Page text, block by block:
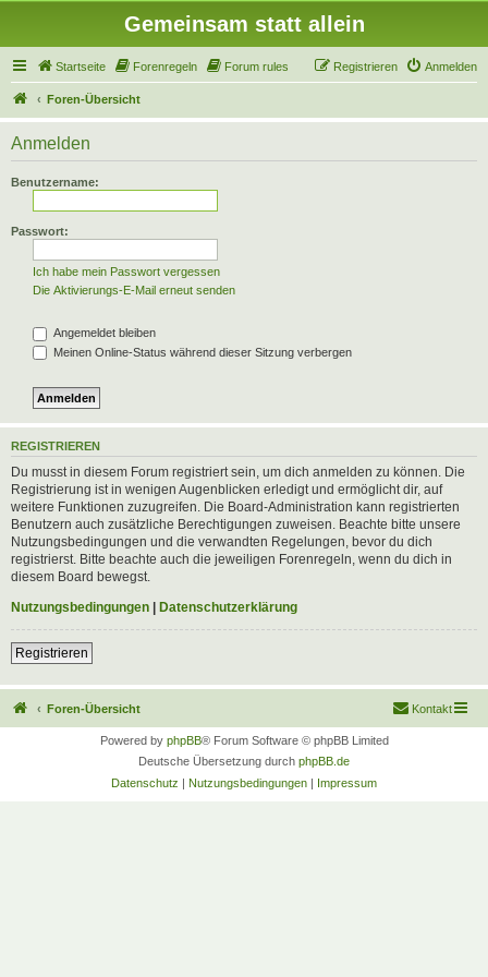
Gemeinsam statt allein
Startseite Forenregeln Forum rules Anmelden
Registrieren
Foren-Übersicht
Anmelden
Benutzername:
Passwort:
Ich habe mein Passwort vergessen
Die Aktivierungs-E-Mail erneut senden
Angemeldet bleiben
Meinen Online-Status während dieser Sitzung verbergen
REGISTRIEREN
Du musst in diesem Forum registriert sein, um dich anmelden zu können. Die
Registrierung ist in wenigen Augenblicken erledigt und ermöglicht dir, auf
weitere Funktionen zuzugreifen. Die Board-Administration kann registrierten
Benutzern auch zusätzliche Berechtigungen zuweisen. Beachte bitte unsere
Nutzungsbedingungen und die verwandten Regelungen, bevor du dich
registrierst. Bitte beachte auch die jeweiligen Forenregeln, wenn du dich in
diesem Board bewegst.
Nutzungsbedingungen | Datenschutzerklärung
Registrieren
Foren-Übersicht Kontakt
Powered by phpBB® Forum Software © phpBB Limited
Deutsche Übersetzung durch phpBB.de
Datenschutz | Nutzungsbedingungen | Impressum